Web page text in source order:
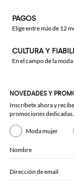
PAGOS
Elige entre más de 12
CULTURA Y
En el campo de la
NOVEDADES Y
Inscríbete ahora y
promociones dedicadas.
Moda mujer
Nombre
Dirección de email